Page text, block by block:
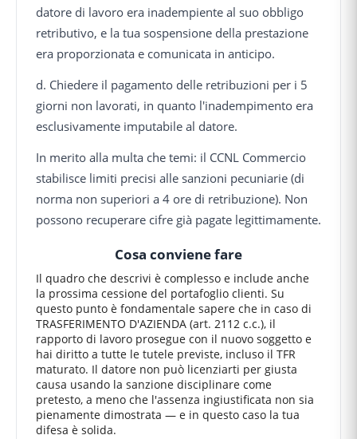
datore di lavoro era inadempiente al suo obbligo
retributivo, e la tua sospensione della prestazione
era proporzionata e comunicata in anticipo.
d. Chiedere il pagamento delle retribuzioni per i 5
giorni non lavorati, in quanto l'inadempimento era
esclusivamente imputabile al datore.
In merito alla multa che temi: il CCNL Commercio
stabilisce limiti precisi alle sanzioni pecuniarie (di
norma non superiori a 4 ore di retribuzione). Non
possono recuperare cifre già pagate legittimamente.
Cosa conviene fare
Il quadro che descrivi è complesso e include anche
la prossima cessione del portafoglio clienti. Su
questo punto è fondamentale sapere che in caso di
TRASFERIMENTO D'AZIENDA (art. 2112 c.c.), il
rapporto di lavoro prosegue con il nuovo soggetto e
hai diritto a tutte le tutele previste, incluso il TFR
maturato. Il datore non può licenziarti per giusta
causa usando la sanzione disciplinare come
pretesto, a meno che l'assenza ingiustificata non sia
pienamente dimostrata — e in questo caso la tua
difesa è solida.